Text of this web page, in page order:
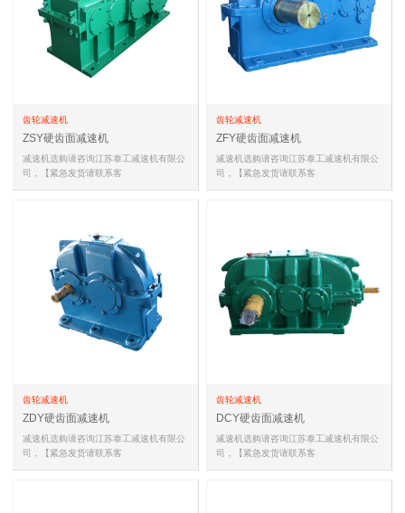
齿轮减速机
ZSY硬齿面减速机
减速机选购请咨询江苏泰工减速机有限公
司，【紧急发货请联系客
齿轮减速机
ZFY硬齿面减速机
减速机选购请咨询江苏泰工减速机有限公
司，【紧急发货请联系客
齿轮减速机
ZDY硬齿面减速机
减速机选购请咨询江苏泰工减速机有限公
司，【紧急发货请联系客
齿轮减速机
DCY硬齿面减速机
减速机选购请咨询江苏泰工减速机有限公
司，【紧急发货请联系客